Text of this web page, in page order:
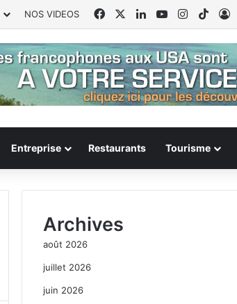
NOS VIDEOS FacebookLinkedinYouTubeInstagram
Entreprise Restaurants Tourisme
Archives
août 2026
juillet 2026
juin 2026